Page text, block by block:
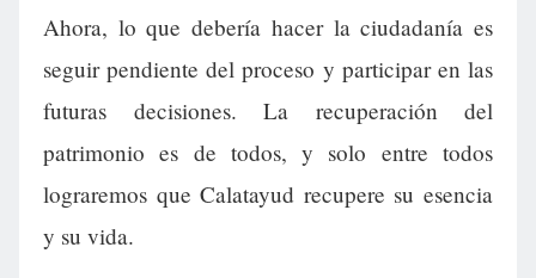
Ahora, lo que debería hacer la ciudadanía es
seguir pendiente del proceso y participar en las
futuras decisiones. La recuperación del
patrimonio es de todos, y solo entre todos
lograremos que Calatayud recupere su esencia
y su vida.